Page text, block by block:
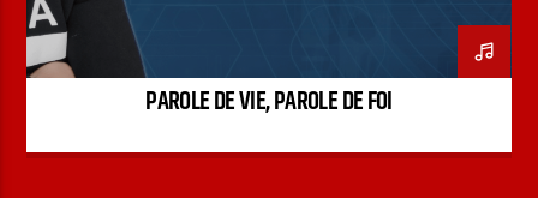
PAROLE DE VIE, PAROLE DE FOI